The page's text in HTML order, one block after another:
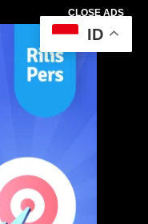
CLOSE ADS
ID